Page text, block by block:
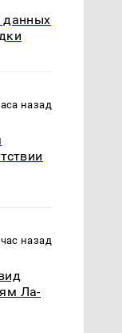
данных
назад
назад
Ла-